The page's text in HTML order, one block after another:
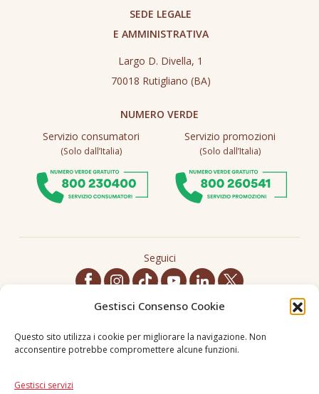
Gestisci Consenso Cookie
Questo sito utilizza i cookie per migliorare la navigazione. Non
acconsentire potrebbe compromettere alcune funzioni.
Gestisci servizi
SEDE LEGALE
E AMMINISTRATIVA
Largo D. Divella, 1
70018 Rutigliano (BA)
NUMERO VERDE
Servizio consumatori
(Solo dall’Italia)
Servizio promozioni
(Solo dall’Italia)
Seguici
Lingua
IT | EN